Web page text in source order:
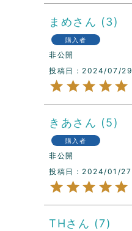
まめ 3
購入者
非公開
投稿日
2024/07/29
きあ 5
購入者
非公開
投稿日
2024/01/27
TH 7